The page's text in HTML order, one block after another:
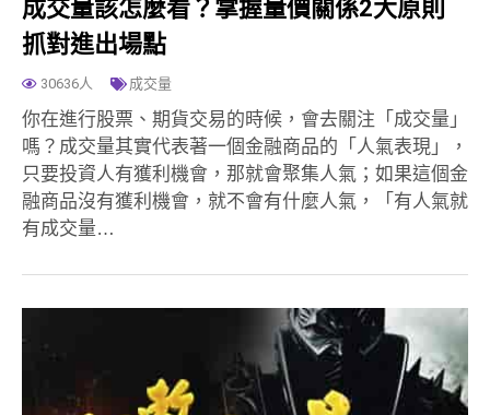
成交量該怎麼看？掌握量價關係2大原則
抓對進出場點
30636人 成交量
你在進行股票、期貨交易的時候，會去關注「成交量」
嗎？成交量其實代表著一個金融商品的「人氣表現」，
只要投資人有獲利機會，那就會聚集人氣；如果這個金
融商品沒有獲利機會，就不會有什麼人氣，「有人氣就
有成交量…